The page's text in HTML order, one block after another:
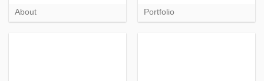
About Portfolio